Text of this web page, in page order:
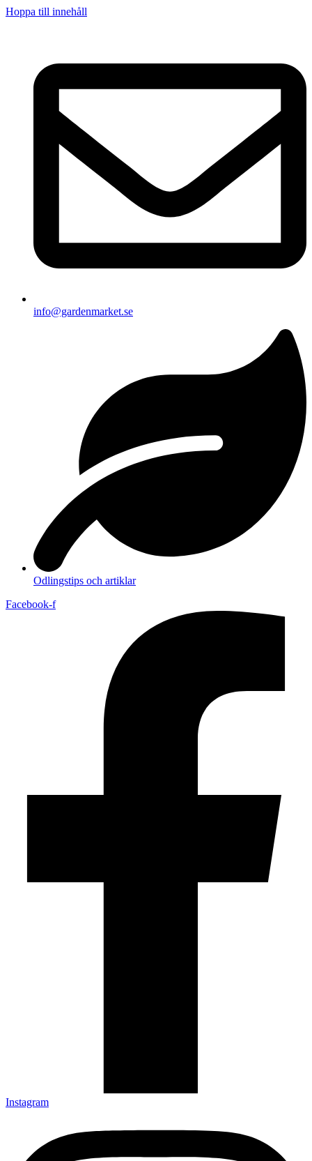
Hoppa till innehåll
info@gardenmarket.se
Odlingstips och artiklar
Facebook-f
Instagram